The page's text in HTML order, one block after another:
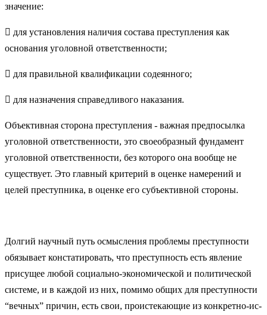
значение:
 для установления наличия состава преступления как
основания уголовной ответственности;
 для правильной квалификации содеянного;
 для назначения справедливого наказания.
Объективная сторона преступления - важная предпосылка
уголовной ответственности, это своеобразный фундамент
уголовной ответственности, без которого она вообще не
существует. Это главный критерий в оценке намерений и
целей преступника, в оценке его субъективной стороны.
Дол­гий на­уч­ный путь ос­мыс­ле­ния про­бле­мы пре­ступ­но­сти
обя­зы­ва­ет кон­ста­ти­ро­вать, что пре­ступ­ность есть яв­ле­ние
при­су­щее лю­бой со­ци­аль­но-эко­но­ми­че­ской и по­ли­ти­че­ской
сис­те­ме, и в ка­ж­дой из них, по­ми­мо об­щих для пре­ступ­но­сти
“веч­ных” при­чин, есть свои, про­ис­те­каю­щие из кон­крет­но-ис­